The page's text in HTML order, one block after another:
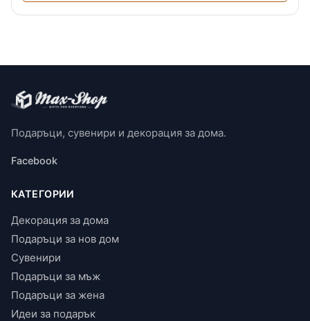
Подаръци, сувенири и декорация за дома.
Facebook
КАТЕГОРИИ
Декорация за дома
Подаръци за нов дом
Сувенири
Подаръци за мъж
Подаръци за жена
Идеи за подарък